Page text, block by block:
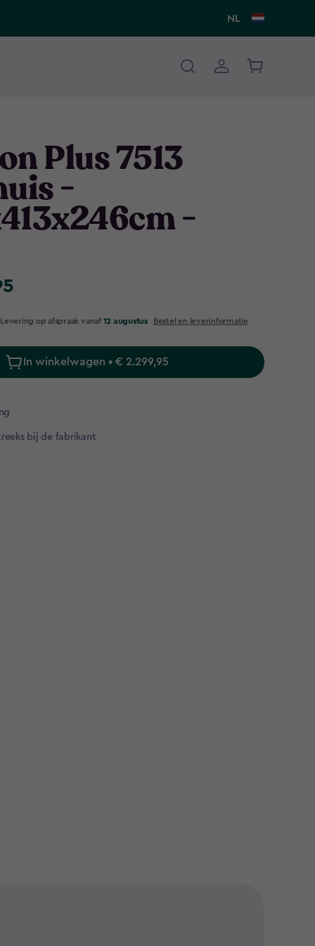
NL
Plus 7513
-
-
Levering op afspraak vanaf 12 augustus Bestel en leverinformatie
In winkelwagen • € 2.299,95
bij de fabrikant